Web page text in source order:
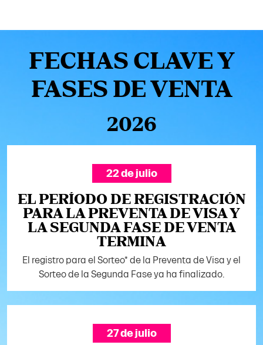
FECHAS CLAVE Y
FASES DE VENTA
2026
22 de julio
EL PERÍODO DE REGISTRACIÓN
PARA LA PREVENTA DE VISA Y
LA SEGUNDA FASE DE VENTA
TERMINA
El registro para el Sorteo* de la Preventa de Visa y el
Sorteo de la Segunda Fase ya ha finalizado.
27 de julio